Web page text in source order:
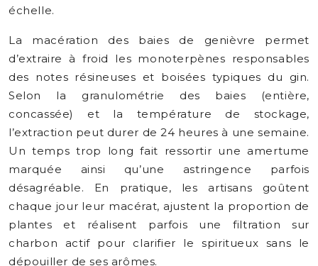
échelle.
La macération des baies de genièvre permet
d’extraire à froid les monoterpènes responsables
des notes résineuses et boisées typiques du gin.
Selon la granulométrie des baies (entière,
concassée) et la température de stockage,
l’extraction peut durer de 24 heures à une semaine.
Un temps trop long fait ressortir une amertume
marquée ainsi qu’une astringence parfois
désagréable. En pratique, les artisans goûtent
chaque jour leur macérat, ajustent la proportion de
plantes et réalisent parfois une filtration sur
charbon actif pour clarifier le spiritueux sans le
dépouiller de ses arômes.